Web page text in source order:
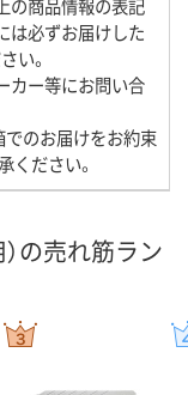
の商品情報の表記
は必ずお届けした
い。
カー等にお問い合
でのお届けをお約束
ください。
の売れ筋ラン